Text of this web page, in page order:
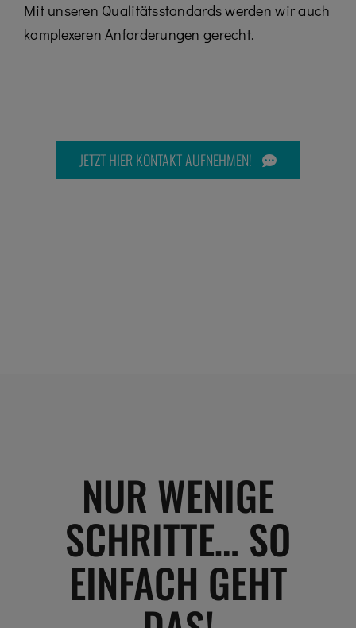
Mit unseren Qualitätsstandards werden wir auch
komplexeren Anforderungen gerecht.
JETZT HIER KONTAKT AUFNEHMEN!
NUR WENIGE
SCHRITTE… SO
EINFACH GEHT